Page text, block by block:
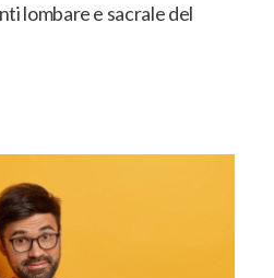
lombare e sacrale del